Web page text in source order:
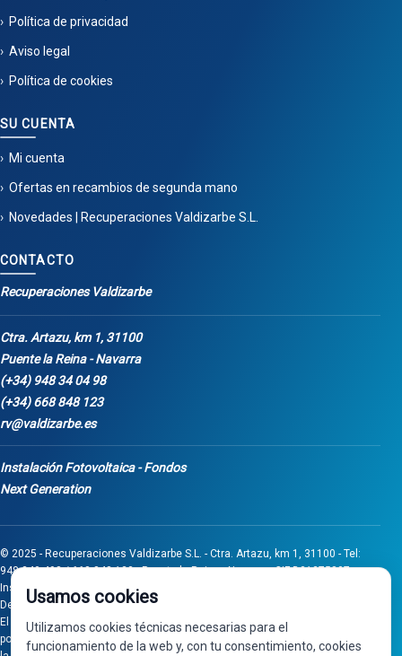
Política de privacidad
Aviso legal
Política de cookies
SU CUENTA
Mi cuenta
Ofertas en recambios de segunda mano
Novedades | Recuperaciones Valdizarbe S.L.
CONTACTO
Recuperaciones Valdizarbe
Ctra. Artazu, km 1, 31100
Puente la Reina - Navarra
(+34) 948 34 04 98
(+34) 668 848 123
rv@valdizarbe.es
Instalación Fotovoltaica - Fondos
Next Generation
© 2025 - Recuperaciones Valdizarbe S.L. - Ctra. Artazu, km 1, 31100 - Tel:
948 340 498 / 668 848 123 - Puente la Reina - Navarra - CIF B31275837.
Inscrita en el Registro Mercantil de Navarra, Tomo 32, Folio 75, Hoja 525.
Desarrollado porSeintosoft
El proyecto de inversión "0011-0558-2024-000008" ha sido subvencionado
por Gobierno de Navarra al amparo de la convocatoria de 2024 de Ayudas a
Usamos cookies
Utilizamos cookies técnicas necesarias para el
funcionamiento de la web y, con tu consentimiento, cookies